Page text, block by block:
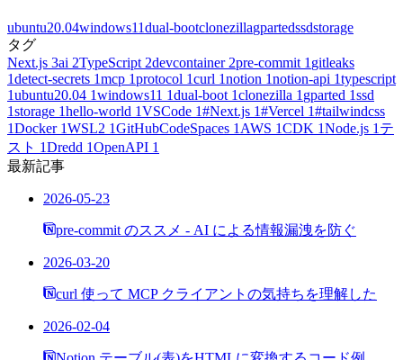
ubuntu20.04windows11dual-bootclonezillagpartedssdstorage
タグ
Next.js 3ai 2TypeScript 2devcontainer 2pre-commit 1 gitleaks
1detect-secrets 1mcp 1protocol 1curl 1notion 1notion-api 1typescript
1ubuntu20.04 1windows11 1dual-boot 1clonezilla 1 gparted 1ssd
1storage 1hello-world 1VSCode 1#Next.js 1#Vercel 1#tailwindcss
1Docker 1WSL2 1GitHubCodeSpaces 1 AWS 1CDK 1Node.js 1 テ
スト 1Dredd 1OpenAPI 1
最新記事
2026-05-23
pre-commit のススメ - AI による情報漏洩を防ぐ
2026-03-20
curl 使って MCP クライアントの気持ちを理解した
2026-02-04